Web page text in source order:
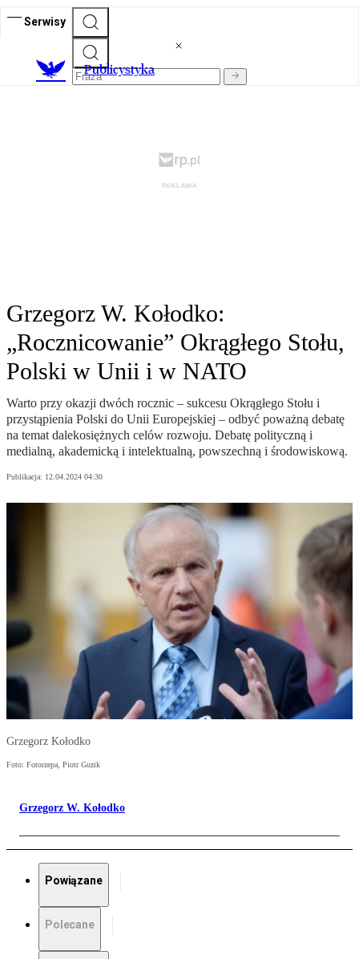
Serwisy
Publicystyka
Grzegorz W. Kołodko:
„Rocznicowanie” Okrągłego Stołu,
Polski w Unii i w NATO
Warto przy okazji dwóch rocznic – sukcesu Okrągłego Stołu i
przystąpienia Polski do Unii Europejskiej – odbyć poważną debatę
na temat dalekosiężnych celów rozwoju. Debatę polityczną i
medialną, akademicką i intelektualną, powszechną i środowiskową.
Publikacja: 12.04.2024 04:30
Grzegorz Kołodko
Foto: Fotorzepa, Piotr Guzik
Grzegorz W. Kołodko
Powiązane
Polecane